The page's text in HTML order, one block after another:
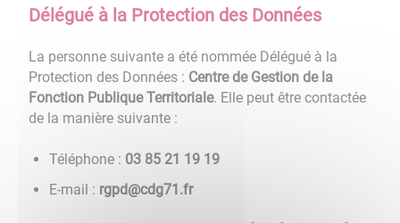
Délégué à la Protection des Données
La personne suivante a été nommée Délégué à la
Protection des Données : Centre de Gestion de la
Fonction Publique Territoriale. Elle peut être contactée
de la manière suivante :
Téléphone : 91 91 12 58 30
E-mail : rf.17gdc@dpgr